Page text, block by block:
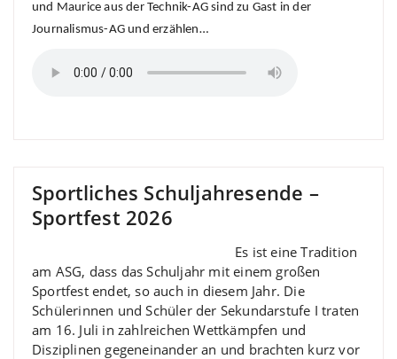
und Maurice aus der Technik-AG sind zu Gast in der
Journalismus-AG und erzählen…
Sportliches Schuljahresende –
Sportfest 2026
Es ist eine Tradition
am ASG, dass das Schuljahr mit einem großen
Sportfest endet, so auch in diesem Jahr. Die
Schülerinnen und Schüler der Sekundarstufe I traten
am 16. Juli in zahlreichen Wettkämpfen und
Disziplinen gegeneinander an und brachten kurz vor